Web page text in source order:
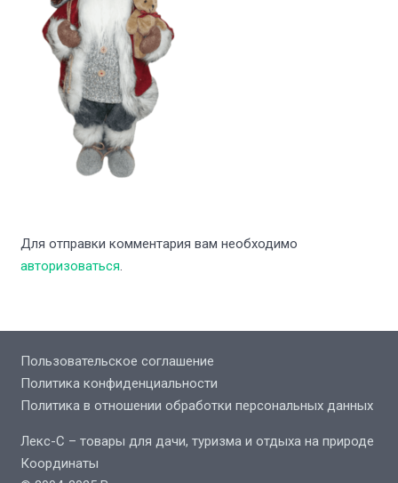
Для отправки комментария вам необходимо
авторизоваться
Пользовательское соглашение
Политика конфиденциальности
Политика в отношении обработки персональных данных
Лекс-С – товары для дачи, туризма и отдыха на природе
Координаты